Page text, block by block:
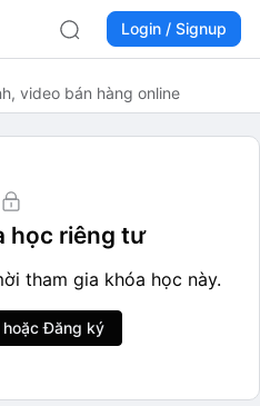
Login / Signup
video bán hàng online
học riêng tư
tham gia khóa học này.
Đăng ký